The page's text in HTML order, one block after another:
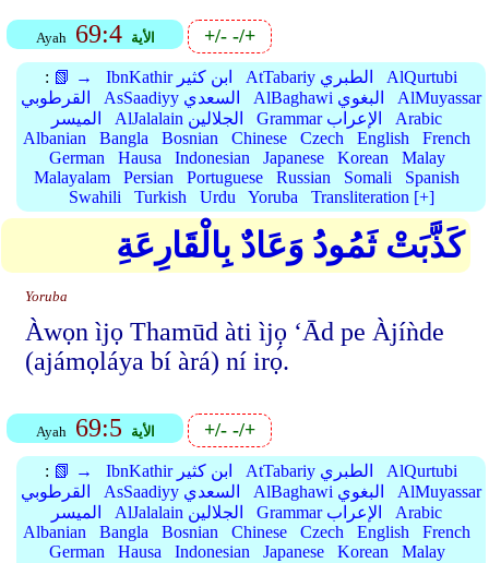
Ayah 69:4 الأية +/--/+
: 📗 → IbnKathir ابن كثير AtTabariy الطبري
AlQurtubi
القرطوبي
AsSaadiyy السعدي AlBaghawi البغوي
AlMuyassar
الميسر
AlJalalain الجلالين Grammar الإعراب
Arabic
Albanian
Bangla Bosnian Chinese Czech English
French
German
Hausa Indonesian Japanese Korean
Malay
Malayalam
Persian Portuguese Russian Somali
Spanish
Swahili
Turkish Urdu Yoruba Transliteration [+]
كَذَّبَتْ ثَمُودُ وَعَادٌ بِالْقَارِعَةِ
Yoruba
Àwọn ìjọ Thamūd àti ìjọ ‘Ād pe Àjíǹde
(ajámọláya bí àrá) ní irọ́.
Ayah 69:5 الأية +/--/+
: 📗 → IbnKathir ابن كثير AtTabariy الطبري
AlQurtubi
القرطوبي
AsSaadiyy السعدي AlBaghawi البغوي
AlMuyassar
الميسر
AlJalalain الجلالين Grammar الإعراب
Arabic
Albanian
Bangla Bosnian Chinese Czech English
French
German
Hausa Indonesian Japanese Korean
Malay